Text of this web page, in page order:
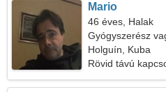
Mario
46 éves, Halak
Gyógyszerész
szükségem
Holguín, Kuba
Rövid távú